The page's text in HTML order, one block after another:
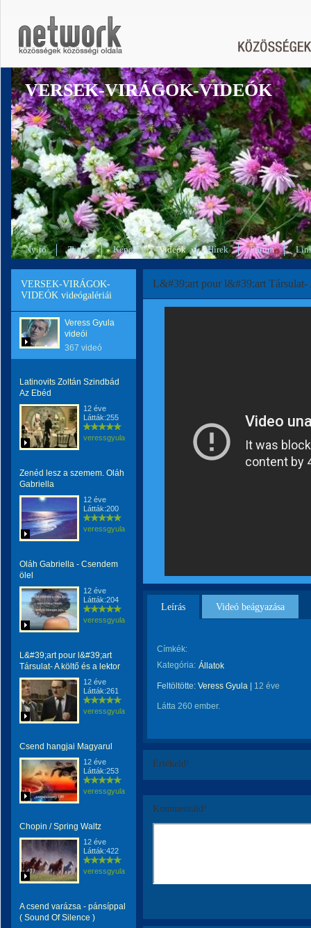
VERSEK-VIRÁGOK-VIDEÓK
Nyitó Tagok Képek Videók Hírek Fórum
VERSEK-VIRÁGOK-
VIDEÓK videógalériái
Veress Gyula
videói
367 videó
Latinovits Zoltán Szindbád
Az Ebéd
12 éve
Látták:255
veressgyula
Zenéd lesz a szemem. Oláh
Gabriella
12 éve
Látták:200
veressgyula
Oláh Gabriella - Csendem
ölel
12 éve
Látták:204
veressgyula
L&#39;art pour l&#39;art
Társulat- A költő és a lektor
12 éve
Látták:261
veressgyula
Csend hangjai Magyarul
12 éve
Látták:253
veressgyula
Chopin / Spring Waltz
12 éve
Látták:422
veressgyula
A csend varázsa - pánsíppal
( Sound Of Silence )
L&#39;art pour l&#39;art Társulat-
Leírás Videó beágyazása
Címkék:
Kategória: Állatok
Feltöltötte: Veress Gyula 12 éve
Látta 260 ember.
Értékeld!
Kommentáld!